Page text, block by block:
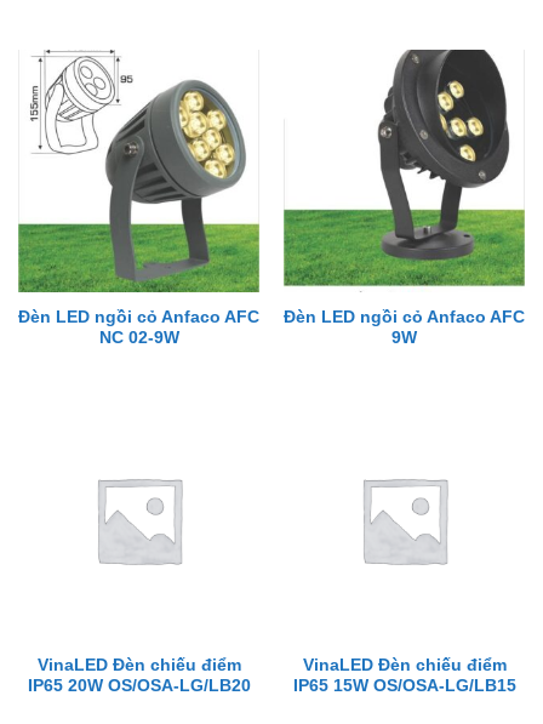
Đèn LED ngồi cỏ Anfaco AFC
NC 02-9W
Đèn LED ngồi cỏ Anfaco AFC
9W
VinaLED Đèn chiếu điểm
IP65 20W OS/OSA-LG/LB20
VinaLED Đèn chiếu điểm
IP65 15W OS/OSA-LG/LB15